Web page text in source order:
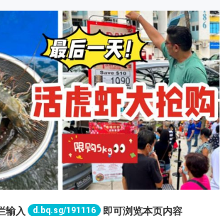
输入 d.bq.sg/191116 即可浏览本页内容